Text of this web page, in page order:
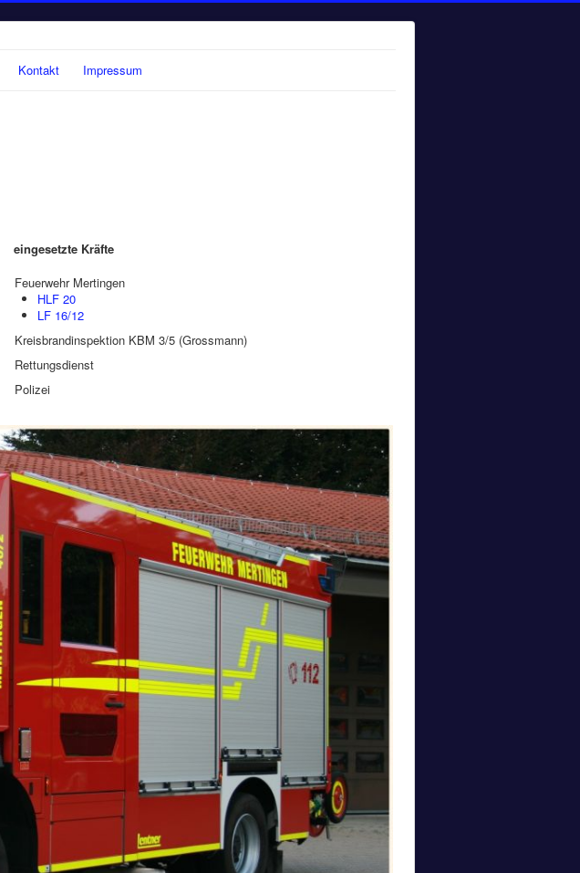
Kontakt Impressum
eingesetzte Kräfte
Feuerwehr Mertingen
HLF 20
LF 16/12
Kreisbrandinspektion KBM 3/5 (Grossmann)
Rettungsdienst
Polizei